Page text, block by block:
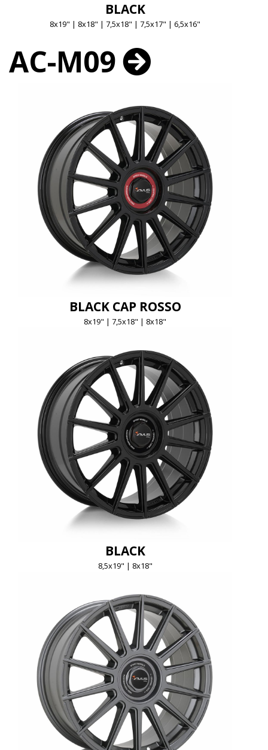
BLACK
8x19" | 8x18" | 7,5x18" | 7,5x17" | 6,5x16"
AC-M09
BLACK CAP ROSSO
8x19" | 7,5x18" | 8x18"
BLACK
8,5x19" | 8x18"